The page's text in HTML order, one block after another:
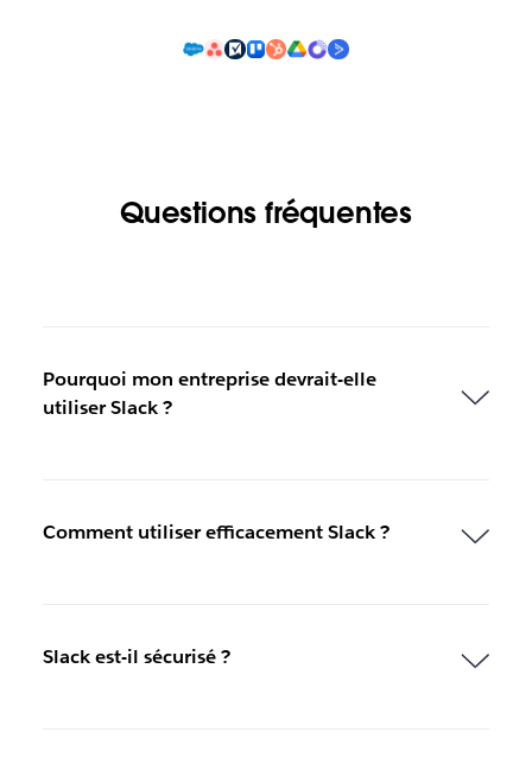
Questions fréquentes
Pourquoi mon entreprise devrait-elle
utiliser Slack ?
Comment utiliser efficacement Slack ?
Slack est-il sécurisé ?